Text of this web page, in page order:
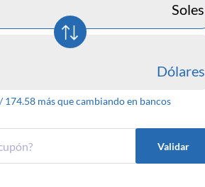
Soles
Dólares
174.58más que cambiando en bancos
Validar